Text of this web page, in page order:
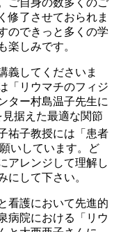
修了させておられま
のできっと多くの学
楽しみです。
義してくださいま
「リウマチのフィジ
ター村島温子先生に
据えた最適な関節
祐子教授には「患者
いしています。ど
アレンジして理解し
にして下さい。
看護において先進的
病院における「リウ